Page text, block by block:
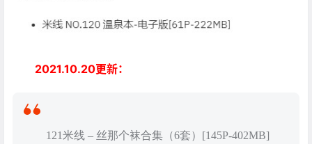
2021.10.20更新：
121米线 – 丝那个袜合集（6套）[145P-402MB]